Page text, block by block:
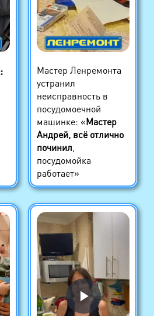
:
Мастер Ленремонта
устранил
неисправность в
посудомоечной
машинке: «Мастер
Андрей, всё отлично
починил
посудомойка
работает»